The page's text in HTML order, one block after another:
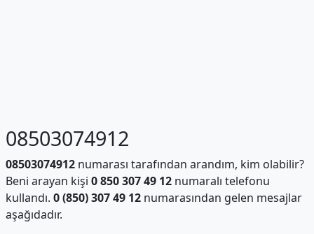
08503074912
08503074912numarası tarafından arandım, kim olabilir?
Beni arayan kişi 0 850 307 49 12numaralı telefonu
kullandı. 0 (850) 307 49 12numarasından gelen mesajlar
aşağıdadır.